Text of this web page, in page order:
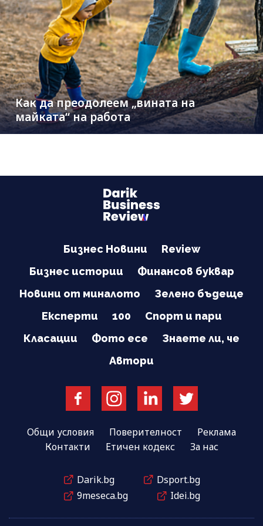
Как да преодолеем „вината на
майката“ на работа
Бизнес Новини
Review
Бизнес истории
Финансов буквар
Новини от миналото
Зелено бъдеще
Експерти
100
Спорт и пари
Класации
Фото есе
Знаете ли, че
Автори
Общи условия Поверителност
Реклама
Контакти
Етичен кодекс За нас
Darik.bg
Dsport.bg
9meseca.bg
Idei.bg